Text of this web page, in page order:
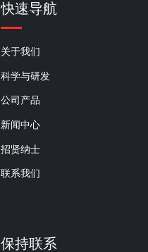
快速导航
关于我们
科学与研发
公司产品
新闻中心
招贤纳士
联系我们
保持联系